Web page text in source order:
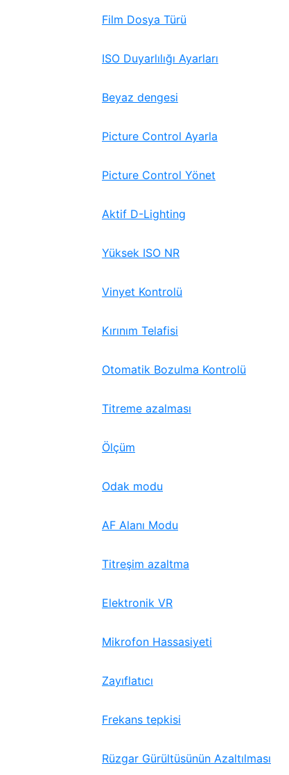
Film Dosya Türü
ISO Duyarlılığı Ayarları
Beyaz dengesi
Picture Control Ayarla
Picture Control Yönet
Aktif D-Lighting
Yüksek ISO NR
Vinyet Kontrolü
Kırınım Telafisi
Otomatik Bozulma Kontrolü
Titreme azalması
Ölçüm
Odak modu
AF Alanı Modu
Titreşim azaltma
Elektronik VR
Mikrofon Hassasiyeti
Zayıflatıcı
Frekans tepkisi
Rüzgar Gürültüsünün Azaltılması